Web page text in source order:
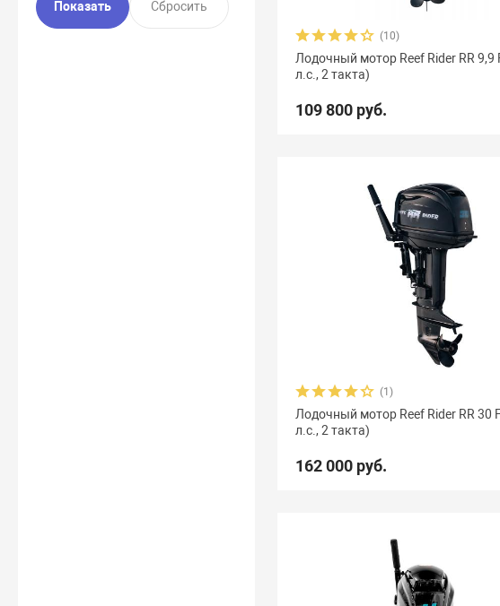
(10)
Лодочный мотор Reef Rider RR 9,9
л.с., 2 такта)
109 800 руб.
(1)
Лодочный мотор Reef Rider RR 30
л.с., 2 такта)
162 000 руб.